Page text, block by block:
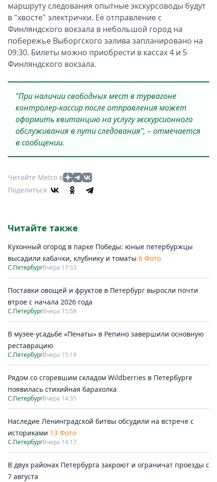
маршруту следования опытные экскурсоводы будут
в "хвосте" электрички. Её отправление с
Финляндского вокзала в небольшой город на
побережье Выборгского залива запланировано на
09:30. Билеты можно приобрести в кассах 4 и 5
Финляндского вокзала.
"При наличии свободных мест в турвагоне
контролер-кассир после отправления может
оформить квитанцию на услугу экскурсионного
обслуживания в пути следования", – отмечается
в сообщении.
Читайте Metro в
Поделиться
Читайте также
Кухонный огород в парке Победы: юные петербуржцы
высадили кабачки, клубнику и томаты 6 Фото
С.ПетербургВчера 17:53
Поставки овощей и фруктов в Петербург выросли почти
втрое с начала 2026 года
С.ПетербургВчера 15:58
В музее-усадьбе «Пенаты» в Репино завершили основную
реставрацию
С.ПетербургВчера 15:18
Рядом со сгоревшим складом Wildberries в Петербурге
появилась стихийная барахолка
С.ПетербургВчера 14:35
Наследие Ленинградской битвы обсудили на встрече с
историками 13 Фото
С.ПетербургВчера 14:17
В двух районах Петербурга закроют и ограничат проезды с
7 августа